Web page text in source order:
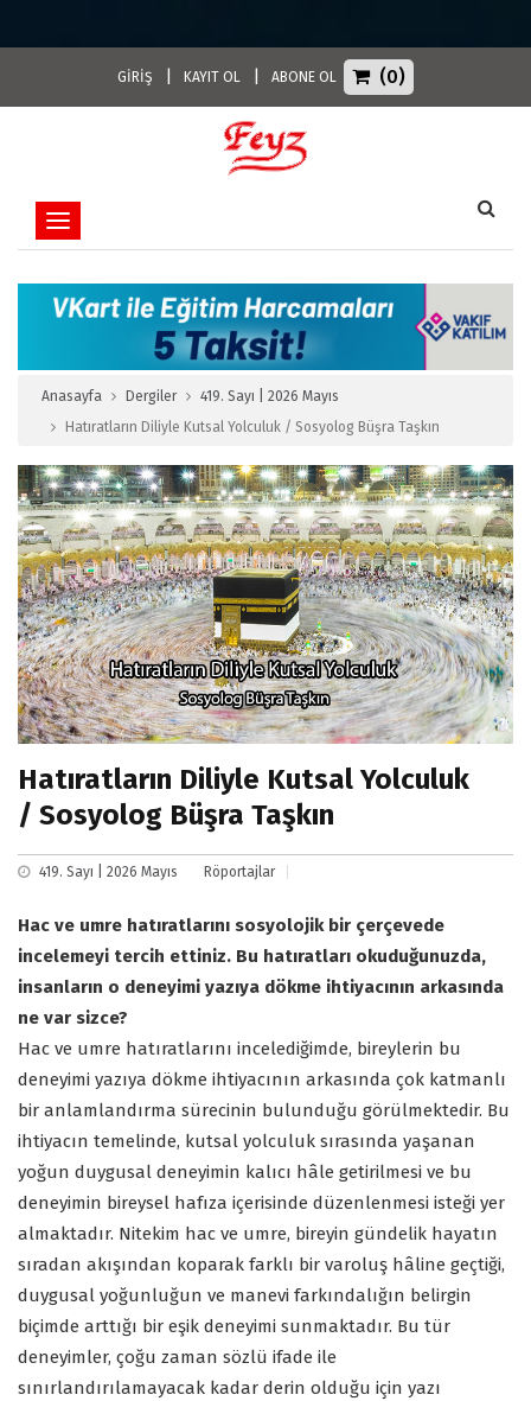
GİRİŞ KAYIT OL ABONE OL (0)
Toggle navigation
Anasayfa Dergiler
419. Sayı | 2026 Mayıs
Hatıratların Diliyle Kutsal Yolculuk / Sosyolog Büşra Taşkın
Hatıratların Diliyle Kutsal Yolculuk
/ Sosyolog Büşra Taşkın
419. Sayı | 2026 Mayıs Röportajlar
Hac ve umre hatıratlarını sosyolojik bir çerçevede
incelemeyi tercih ettiniz. Bu hatıratları okuduğunuzda,
insanların o deneyimi yazıya dökme ihtiyacının arkasında
ne var sizce?
Hac ve umre hatıratlarını incelediğimde, bireylerin bu
deneyimi yazıya dökme ihtiyacının arkasında çok katmanlı
bir anlamlandırma sürecinin bulunduğu görülmektedir. Bu
ihtiyacın temelinde, kutsal yolculuk sırasında yaşanan
yoğun duygusal deneyimin kalıcı hâle getirilmesi ve bu
deneyimin bireysel hafıza içerisinde düzenlenmesi isteği yer
almaktadır. Nitekim hac ve umre, bireyin gündelik hayatın
sıradan akışından koparak farklı bir varoluş hâline geçtiği,
duygusal yoğunluğun ve manevi farkındalığın belirgin
biçimde arttığı bir eşik deneyimi sunmaktadır. Bu tür
deneyimler, çoğu zaman sözlü ifade ile
sınırlandırılamayacak kadar derin olduğu için yazı